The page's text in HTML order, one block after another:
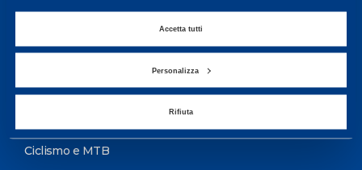
Accetta tutti
Personalizza
Rifiuta
Test di valutazione
Sport
Ciclismo e MTB